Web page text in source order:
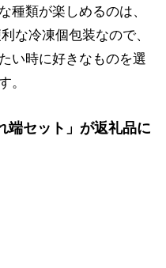
種類が楽しめるのは、
な冷凍個包装なので、
い時に好きなものを選
。
端セット」が返礼品に